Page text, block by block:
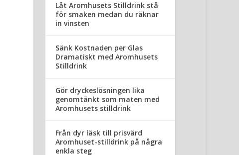
Låt Aromhusets Stilldrink stå
för smaken medan du räknar
in vinsten
Sänk Kostnaden per Glas
Dramatiskt med Aromhusets
Stilldrink
Gör dryckeslösningen lika
genomtänkt som maten med
Aromhusets stilldrink
Från dyr läsk till prisvärd
Aromhuset-stilldrink på några
enkla steg